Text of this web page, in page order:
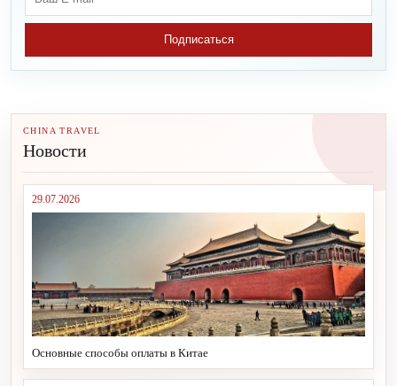
Подписаться
CHINA TRAVEL
Новости
29.07.2026
Основные способы оплаты в Китае